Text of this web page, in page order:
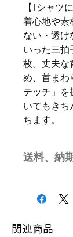
【Tシャツ
着心地や素
ない・透け
いった三拍
枚。丈夫な
め、首まわ
テッチ」
いてもき
ちます。
送料、納
本商品の
降です。
関連商品